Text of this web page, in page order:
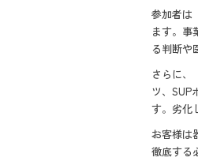
参加者は
ます。事
る判断や
さらに、
ツ、SUP
す。劣化
お客様は
徹底する